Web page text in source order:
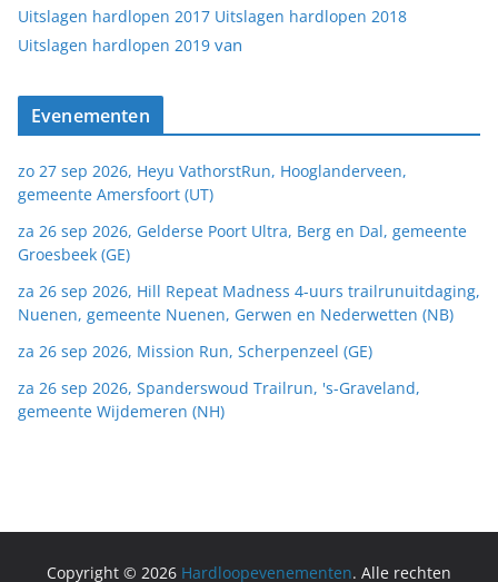
Uitslagen hardlopen 2017 Uitslagen hardlopen 2018
Uitslagen hardlopen 2019 van
Evenementen
zo 27 sep 2026, Heyu VathorstRun, Hooglanderveen,
gemeente Amersfoort (UT)
za 26 sep 2026, Gelderse Poort Ultra, Berg en Dal, gemeente
Groesbeek (GE)
za 26 sep 2026, Hill Repeat Madness 4-uurs trailrunuitdaging,
Nuenen, gemeente Nuenen, Gerwen en Nederwetten (NB)
za 26 sep 2026, Mission Run, Scherpenzeel (GE)
za 26 sep 2026, Spanderswoud Trailrun, 's-Graveland,
gemeente Wijdemeren (NH)
Copyright © 2026 Hardloopevenementen. Alle rechten